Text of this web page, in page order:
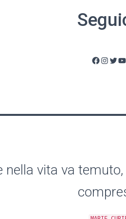
Facebook
nella vita va